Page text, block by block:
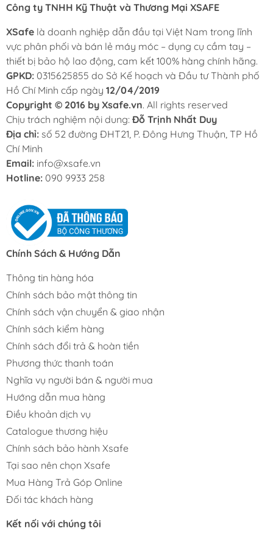
Công ty TNHH Kỹ Thuật và Thương Mại XSAFE
XSafe là doanh nghiệp dẫn đầu tại Việt Nam trong lĩnh
vực phân phối và bán lẻ máy móc – dụng cụ cầm tay –
thiết bị bảo hộ lao động, cam kết 100% hàng chính hãng.
GPKD: 0315625855 do Sở Kế hoạch và Đầu tư Thành phố
Hồ Chí Minh cấp ngày 12/04/2019
Copyright © 2016 by Xsafe.vn. All rights reserved
Chịu trách nghiệm nội dung: Đỗ Trịnh Nhất Duy
Địa chỉ: số 52 đường ĐHT21, P. Đông Hưng Thuận, TP Hồ
Chí Minh
Email: info@xsafe.vn
Hotline: 090 9933 258
Chính Sách & Hướng Dẫn
Thông tin hàng hóa
Chính sách bảo mật thông tin
Chính sách vận chuyển & giao nhận
Chính sách kiểm hàng
Chính sách đổi trả & hoàn tiền
Phương thức thanh toán
Nghĩa vụ người bán & người mua
Hướng dẫn mua hàng
Điều khoản dịch vụ
Catalogue thương hiệu
Chính sách bảo hành Xsafe
Tại sao nên chọn Xsafe
Mua Hàng Trả Góp Online
Đối tác khách hàng
Kết nối với chúng tôi